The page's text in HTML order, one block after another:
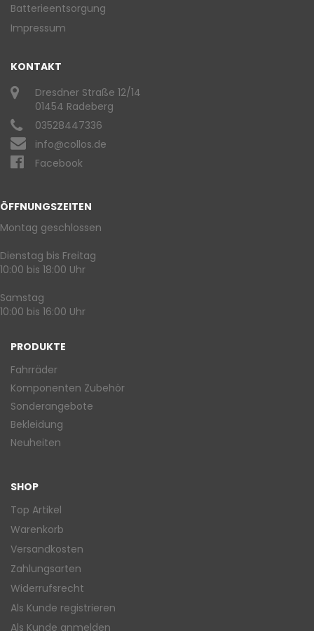
Batterieentsorgung
Impressum
KONTAKT
Dresdner Straße 12/14
01454 Radeberg
03528447336
info@collos.de
Facebook
ÖFFNUNGSZEITEN
Montag geschlossen
Dienstag bis Freitag
10:00 bis 18:00 Uhr
Samstag
10:00 bis 16:00 Uhr
PRODUKTE
Fahrräder
Komponenten Zubehör
Sonderangebote
Bekleidung
Neuheiten
SHOP
Top Artikel
Warenkorb
Versandkosten
Zahlungsarten
Widerrufsrecht
Als Kunde registrieren
Als Kunde anmelden